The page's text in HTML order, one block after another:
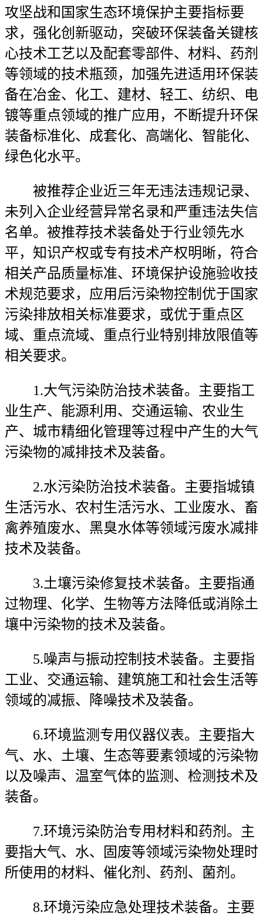
攻坚战和国家生态环境保护主要指标要
求，强化创新驱动，突破环保装备关键核
心技术工艺以及配套零部件、材料、药剂
等领域的技术瓶颈，加强先进适用环保装
备在冶金、化工、建材、轻工、纺织、电
镀等重点领域的推广应用，不断提升环保
装备标准化、成套化、高端化、智能化、
绿色化水平。
被推荐企业近三年无违法违规记录、
未列入企业经营异常名录和严重违法失信
名单。被推荐技术装备处于行业领先水
平，知识产权或专有技术产权明晰，符合
相关产品质量标准、环境保护设施验收技
术规范要求，应用后污染物控制优于国家
污染排放相关标准要求，或优于重点区
域、重点流域、重点行业特别排放限值等
相关要求。
1.大气污染防治技术装备。主要指工
业生产、能源利用、交通运输、农业生
产、城市精细化管理等过程中产生的大气
污染物的减排技术及装备。
2.水污染防治技术装备。主要指城镇
生活污水、农村生活污水、工业废水、畜
禽养殖废水、黑臭水体等领域污废水减排
技术及装备。
3.土壤污染修复技术装备。主要指通
过物理、化学、生物等方法降低或消除土
壤中污染物的技术及装备。
5.噪声与振动控制技术装备。主要指
工业、交通运输、建筑施工和社会生活等
领域的减振、降噪技术及装备。
6.环境监测专用仪器仪表。主要指大
气、水、土壤、生态等要素领域的污染物
以及噪声、温室气体的监测、检测技术及
装备。
7.环境污染防治专用材料和药剂。主
要指大气、水、固废等领域污染物处理时
所使用的材料、催化剂、药剂、菌剂。
8.环境污染应急处理技术装备。主要